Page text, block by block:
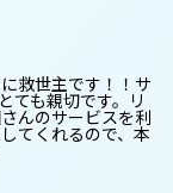
救世主です！！サ
ても親切です。リ
んのサービスを利
てくれるので、本